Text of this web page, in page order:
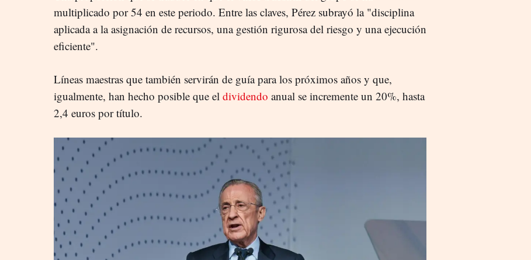
multiplicado por 54 en este periodo. Entre las claves, Pérez subrayó la "disciplina
aplicada a la asignación de recursos, una gestión rigurosa del riesgo y una ejecución
eficiente".
Líneas maestras que también servirán de guía para los próximos años y que,
igualmente, han hecho posible que el dividendo anual se incremente un 20%, hasta
2,4 euros por título.